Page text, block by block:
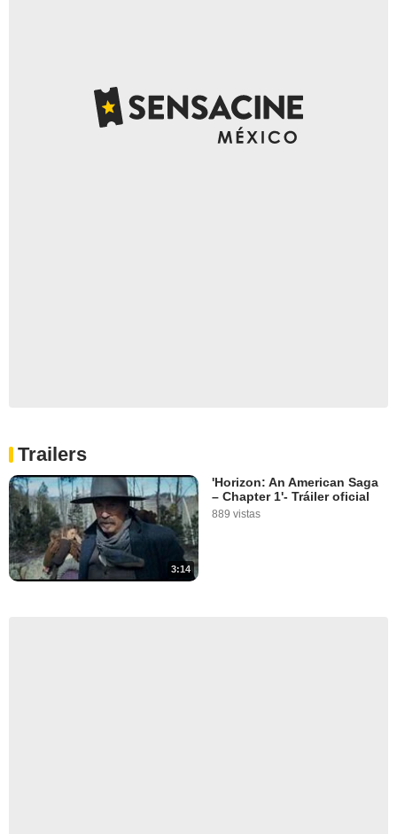
Trailers
3:14
'Horizon: An American Saga
– Chapter 1'- Tráiler oficial
889 vistas